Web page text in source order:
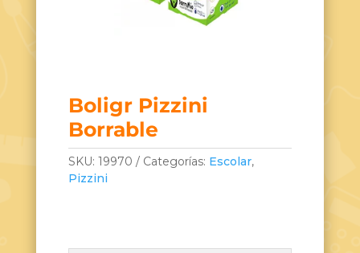
Boligr Pizzini
Borrable
SKU: 19970 Categorías: Escolar,
Pizzini